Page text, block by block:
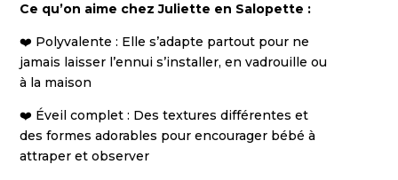
Ce qu’on aime chez Juliette en Salopette :
❤️ Polyvalente : Elle s’adapte partout pour ne
jamais laisser l’ennui s’installer, en vadrouille ou
à la maison
❤️ Éveil complet : Des textures différentes et
des formes adorables pour encourager bébé à
attraper et observer